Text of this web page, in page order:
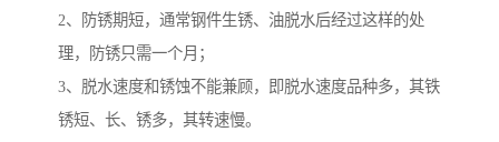
2、防锈期短，通常钢件生锈、油脱水后经过这样的处
理，防锈只需一个月；
3、脱水速度和锈蚀不能兼顾，即脱水速度品种多，其铁
锈短、长、锈多，其转速慢。